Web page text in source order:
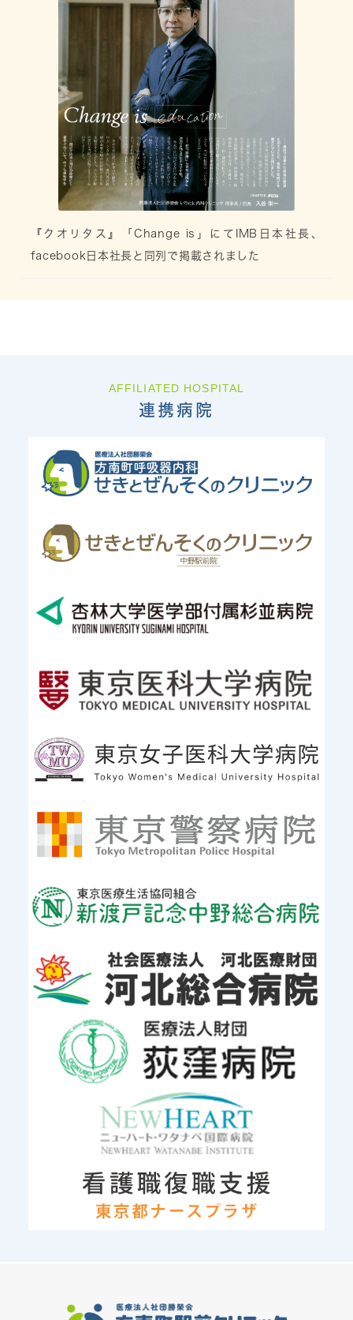
『クオリタス』「Change is」にてIMB日本社長、
facebook日本社長と同列で掲載されました
AFFILIATED HOSPITAL
連携病院